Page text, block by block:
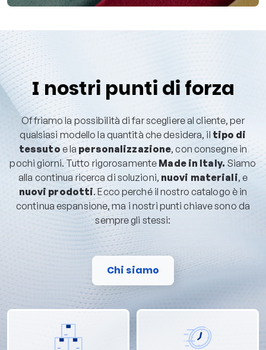
I nostri punti di forza
Offriamo la possibilità di far scegliere al cliente, per
qualsiasi modello la quantità che desidera, iltipo di
tessuto e lapersonalizzazione, con consegne in
pochi giorni. Tutto rigorosamente Made in Italy. Siamo
alla continua ricerca di soluzioni, nuovi materiali, e
nuovi prodotti. Ecco perché il nostro catalogo è in
continua espansione, ma i nostri punti chiave sono da
sempre gli stessi:
Chi siamo